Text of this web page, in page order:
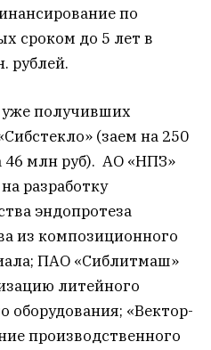
по
сроком до 5 лет в
рублей.
получивших
(заем на 250
46 млн руб). АО «НПЗ»
разработку
эндопротеза
из композиционного
ПАО «Сиблитмаш»
литейного
оборудования; «Вектор-
производственного